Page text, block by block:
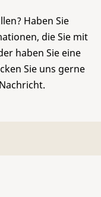
Haben Sie
die Sie mit
haben Sie eine
Sie uns gerne